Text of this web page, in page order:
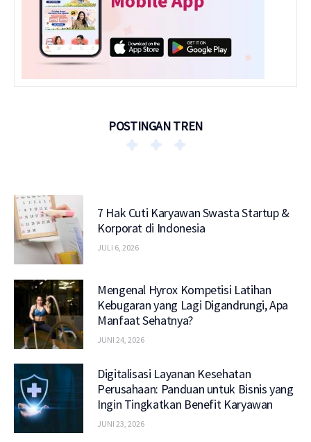
POSTINGAN TREN
7 Hak Cuti Karyawan Swasta Startup &
Korporat di Indonesia
JULI 6, 2026
Mengenal Hyrox Kompetisi Latihan
Kebugaran yang Lagi Digandrungi, Apa
Manfaat Sehatnya?
JUNI 24, 2026
Digitalisasi Layanan Kesehatan
Perusahaan: Panduan untuk Bisnis yang
Ingin Tingkatkan Benefit Karyawan
JUNI 23, 2026